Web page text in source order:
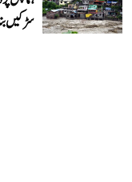
سڑکیں بند، 224